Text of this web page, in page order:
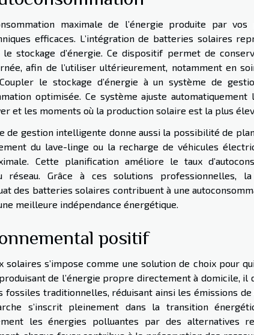
maximale de l’énergie produite par
efficaces. L’intégration de batteries solaires
stockage d’énergie. Ce dispositif permet de
afin de l’utiliser ultérieurement, notamment en
le stockage d’énergie à un système de
optimisée. Ce système ajuste
et les moments où la production solaire est la plus
de gestion intelligente donne aussi la possibilité de
du lave-linge ou la recharge de véhicules
Cette planification améliore le taux
réseau. Grâce à ces solutions professionnelles,
des batteries solaires contribuent à une
meilleure indépendance énergétique.
positif
solaires s’impose comme une solution de choix pour
de l’énergie propre directement à domicile,
fossiles traditionnelles, réduisant ainsi les émissions de
s’inscrit pleinement dans la transition
les énergies polluantes par des alternatives